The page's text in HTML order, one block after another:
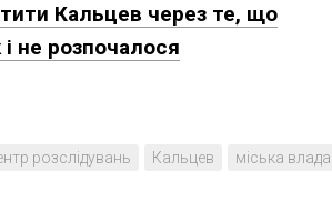
Кальцев через те, що
не розпочалося
розслідувань Кальцев міська влада